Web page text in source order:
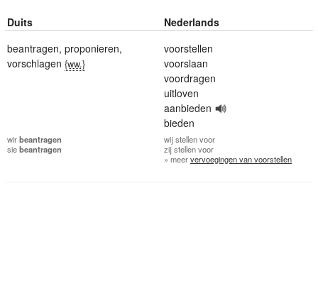
Duits
Nederlands
beantragen, proponieren,
vorschlagen {ww.}
voorstellen
voorslaan
voordragen
uitloven
aanbieden
bieden
wirbeantragen
siebeantragen
wijstellen voor
zijstellen voor
» meervervoegingen van voorstellen